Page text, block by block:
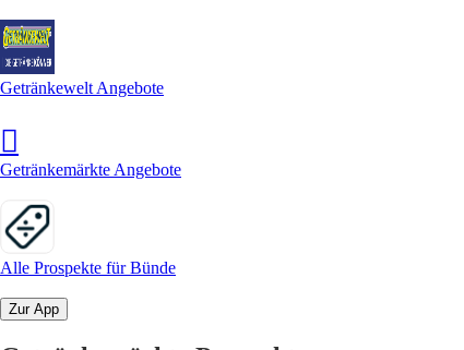
Getränkewelt Angebote
Getränkemärkte Angebote
Alle Prospekte für Bünde
Zur App